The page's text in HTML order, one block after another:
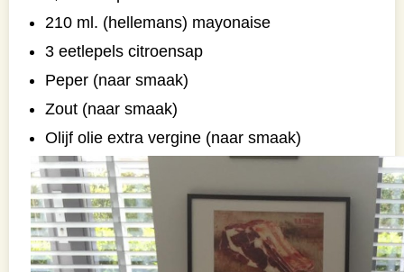
210 ml. (hellemans) mayonaise
3 eetlepels citroensap
Peper (naar smaak)
Zout (naar smaak)
Olijf olie extra vergine (naar smaak)